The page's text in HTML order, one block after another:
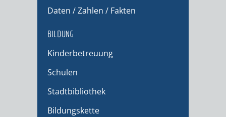
Daten / Zahlen / Fakten
BILDUNG
Kinderbetreuung
Schulen
Stadtbibliothek
Bildungskette